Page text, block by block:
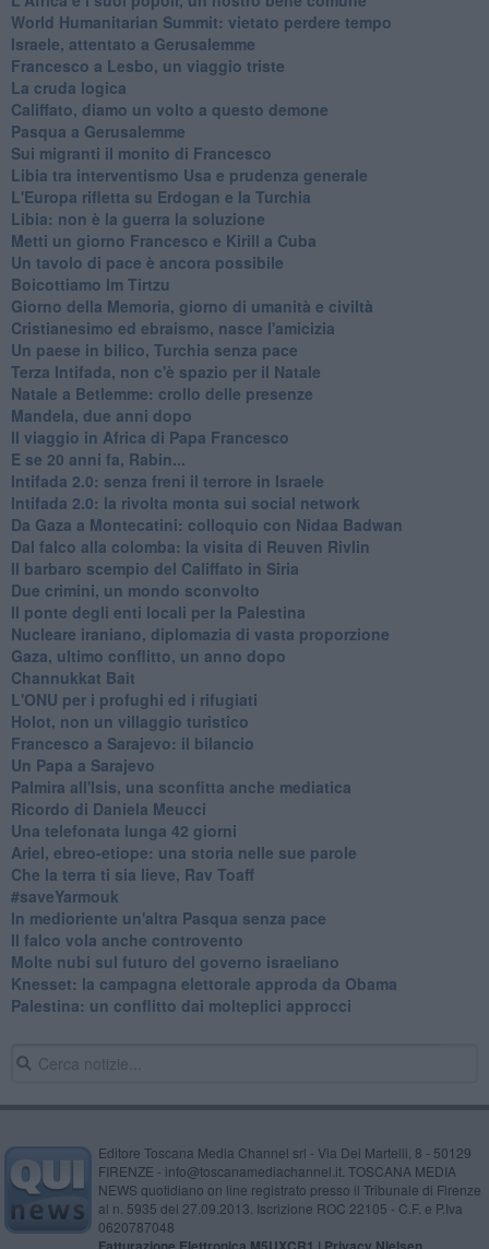
World Humanitarian Summit: vietato perdere tempo
Israele, attentato a Gerusalemme
Francesco a Lesbo, un viaggio triste
La cruda logica
Califfato, diamo un volto a questo demone
Pasqua a Gerusalemme
Sui migranti il monito di Francesco
Libia tra interventismo Usa e prudenza generale
L'Europa rifletta su Erdogan e la Turchia
Libia: non è la guerra la soluzione
Metti un giorno Francesco e Kirill a Cuba
Un tavolo di pace è ancora possibile
Boicottiamo Im Tirtzu
Giorno della Memoria, giorno di umanità e civiltà
Cristianesimo ed ebraismo, nasce l'amicizia
Un paese in bilico, Turchia senza pace
Terza Intifada, non c'è spazio per il Natale
Natale a Betlemme: crollo delle presenze
Mandela, due anni dopo
Il viaggio in Africa di Papa Francesco
E se 20 anni fa, Rabin...
Intifada 2.0: senza freni il terrore in Israele
Intifada 2.0: la rivolta monta sui social network
Da Gaza a Montecatini: colloquio con Nidaa Badwan
Dal falco alla colomba: la visita di Reuven Rivlin
Il barbaro scempio del Califfato in Siria
Due crimini, un mondo sconvolto
Il ponte degli enti locali per la Palestina
Nucleare iraniano, diplomazia di vasta proporzione
Gaza, ultimo conflitto, un anno dopo
Channukkat Bait
L'ONU per i profughi ed i rifugiati
Holot, non un villaggio turistico
Francesco a Sarajevo: il bilancio
Un Papa a Sarajevo
Palmira all'Isis, una sconfitta anche mediatica
Ricordo di Daniela Meucci
​Una telefonata lunga 42 giorni
​Ariel, ebreo-etiope: una storia nelle sue parole
Che la terra ti sia lieve, Rav Toaff
​#saveYarmouk
​In medioriente un'altra Pasqua senza pace
​Il falco vola anche controvento
Molte nubi sul futuro del governo israeliano
Knesset: la campagna elettorale approda da Obama
Palestina: un conflitto dai molteplici approcci
Editore Toscana Media Channel srl - Via Dei Martelli, 8 - 50129
FIRENZE - info@toscanamediachannel.it. TOSCANA MEDIA
NEWS quotidiano on line registrato presso il Tribunale di Firenze
al n. 5935 del 27.09.2013. Iscrizione ROC 22105 - C.F. e P.Iva
0620787048